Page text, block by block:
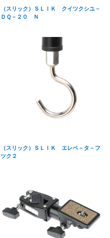
（スリック）ＳＬＩＫ クイツクシユ－
ＤＱ－２０ Ｎ
（スリック）ＳＬＩＫ エレベ－タ－フ
ツク２